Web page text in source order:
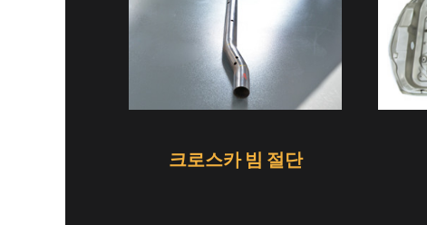
크로스카 빔 절단